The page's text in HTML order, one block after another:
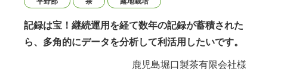
記録は宝！継続運用を経て数年の記録が蓄積された
ら、多角的にデータを分析して利活用したいです。
鹿児島堀口製茶有限会社様